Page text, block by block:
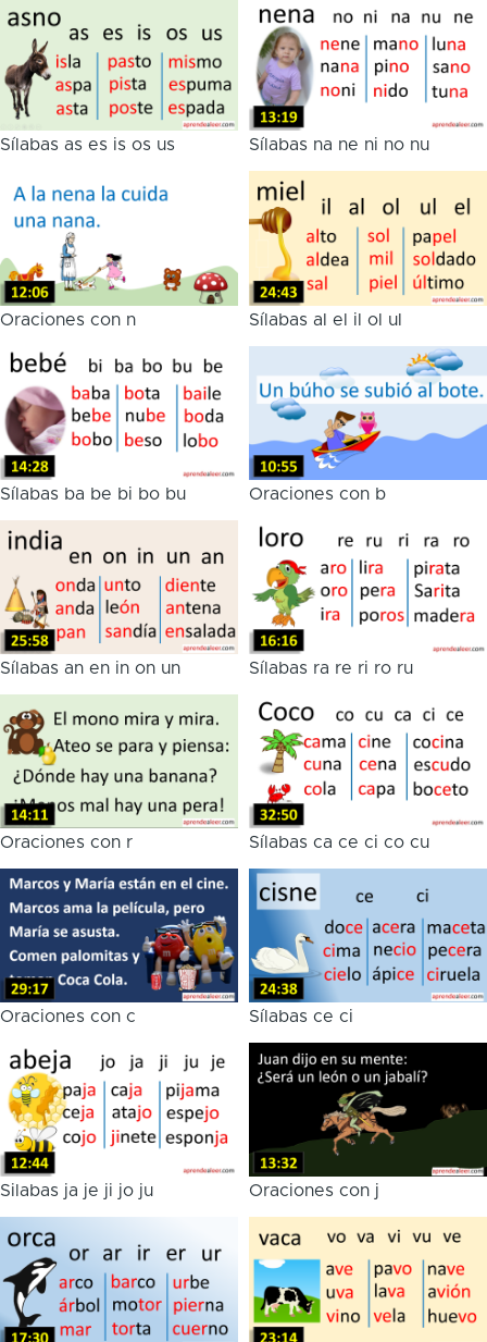
Sílabas as es is os us Sílabas na ne ni no nu
Oraciones con n Sílabas al el il ol ul
Sílabas ba be bi bo bu Oraciones con b
Sílabas an en in on un Sílabas ra re ri ro ru
Oraciones con r Sílabas ca ce ci co cu
Oraciones con c Sílabas ce ci
Silabas ja je ji jo ju Oraciones con j